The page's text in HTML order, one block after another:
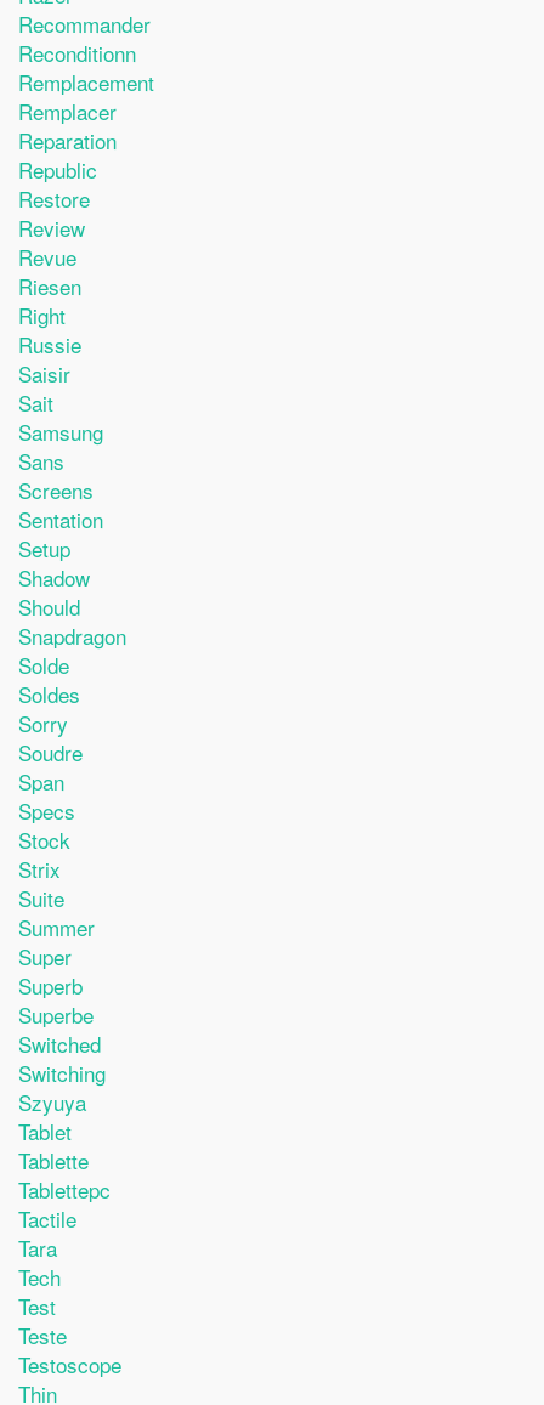
Recommander
Reconditionn
Remplacement
Remplacer
Reparation
Republic
Restore
Review
Revue
Riesen
Right
Russie
Saisir
Sait
Samsung
Sans
Screens
Sentation
Setup
Shadow
Should
Snapdragon
Solde
Soldes
Sorry
Soudre
Span
Specs
Stock
Strix
Suite
Summer
Super
Superb
Superbe
Switched
Switching
Szyuya
Tablet
Tablette
Tablettepc
Tactile
Tara
Tech
Test
Teste
Testoscope
Thin